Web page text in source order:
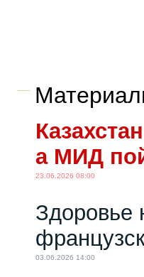
а МИД
23.06.2026 08:00
Здоровье
03.06.2026 14:00